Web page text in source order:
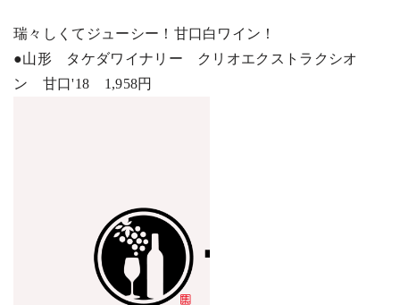
瑞々しくてジューシー！甘口白ワイン！
●山形 タケダワイナリー クリオエクストラクシオ
ン 甘口'18 1,958円